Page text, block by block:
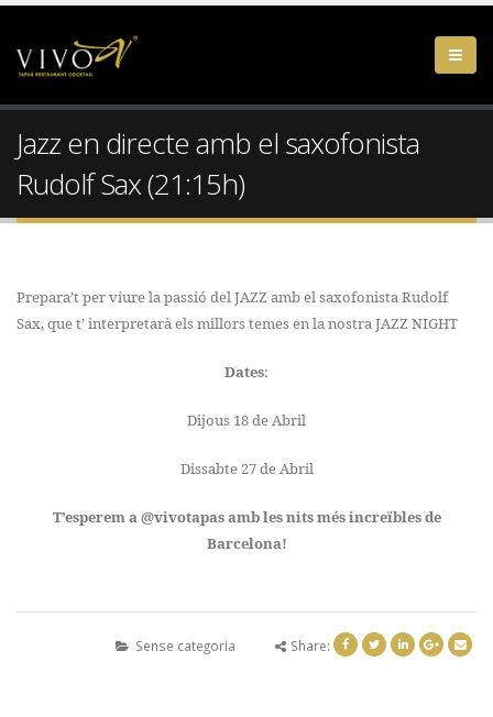
Jazz en directe amb el saxofonista
Rudolf Sax (21:15h)
Prepara’t per viure la passió del JAZZ amb el saxofonista Rudolf
Sax, que t’ interpretarà els millors temes en la nostra JAZZ NIGHT
Dates:
Dijous 18 de Abril
Dissabte 27 de Abril
T’esperem a @vivotapas amb les nits més increïbles de
Barcelona!
Sense categoria Share: